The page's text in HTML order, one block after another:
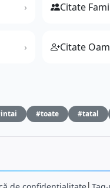
Citate
Citate
#toate #tatal